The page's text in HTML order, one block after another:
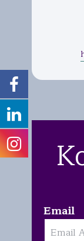
Email